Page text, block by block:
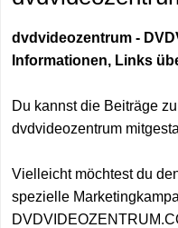
dvdvideozentrum -
Informationen, Links
Du kannst die Beiträge
dvdvideozentrum
Vielleicht möchtest du
spezielle